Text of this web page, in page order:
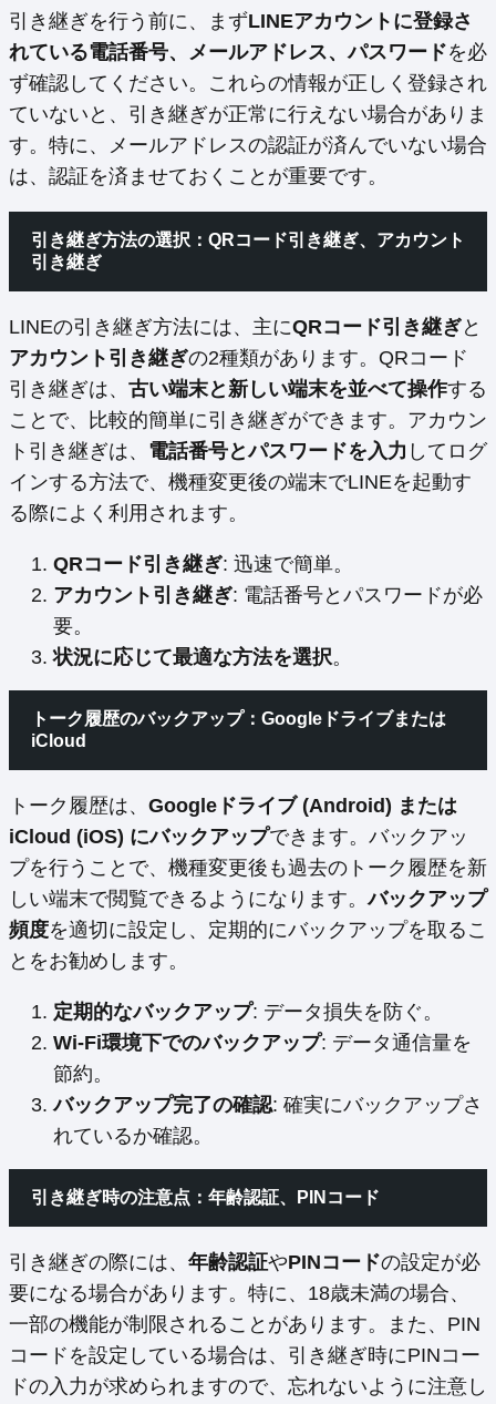
引き継ぎを行う前に、まずLINEアカウントに登録さ
れている電話番号、メールアドレス、パスワードを必
ず確認してください。これらの情報が正しく登録され
ていないと、引き継ぎが正常に行えない場合がありま
す。特に、メールアドレスの認証が済んでいない場合
は、認証を済ませておくことが重要です。
引き継ぎ方法の選択：QRコード引き継ぎ、アカウント
引き継ぎ
LINEの引き継ぎ方法には、主にQRコード引き継ぎと
アカウント引き継ぎの2種類があります。QRコード
引き継ぎは、 古い端末と新しい端末を並べて操作する
ことで、比較的簡単に引き継ぎができます。アカウン
ト引き継ぎは、 電話番号とパスワードを入力 してログ
インする方法で、機種変更後の端末でLINEを起動す
る際によく利用されます。
QRコード引き継ぎ: 迅速で簡単。
アカウント引き継ぎ: 電話番号とパスワードが必
要。
状況に応じて最適な方法を選択。
トーク履歴のバックアップ：Googleドライブまたは
iCloud
トーク履歴は、 Googleドライブ (Android) または
iCloud (iOS) にバックアップできます。バックアッ
プを行うことで、機種変更後も過去のトーク履歴を新
しい端末で閲覧できるようになります。バックアップ
頻度を適切に設定し、定期的にバックアップを取るこ
とをお勧めします。
定期的なバックアップ: データ損失を防ぐ。
Wi-Fi環境下でのバックアップ: データ通信量を
節約。
バックアップ完了の確認: 確実にバックアップさ
れているか確認。
引き継ぎ時の注意点：年齢認証、PINコード
引き継ぎの際には、 年齢認証やPINコードの設定が必
要になる場合があります。特に、18歳未満の場合、
一部の機能が制限されることがあります。また、PIN
コードを設定している場合は、引き継ぎ時にPINコー
ドの入力が求められますので、忘れないように注意し